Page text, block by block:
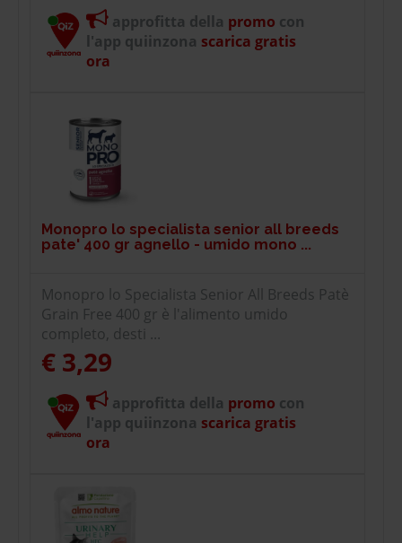
approfitta della promo con
l'app quiinzona scarica gratis
ora
Monopro lo specialista senior all breeds
pate' 400 gr agnello - umido mono ...
Monopro lo Specialista Senior All Breeds Patè
Grain Free 400 gr è l'alimento umido
completo, desti ...
€ 3,29
approfitta della promo con
l'app quiinzona scarica gratis
ora